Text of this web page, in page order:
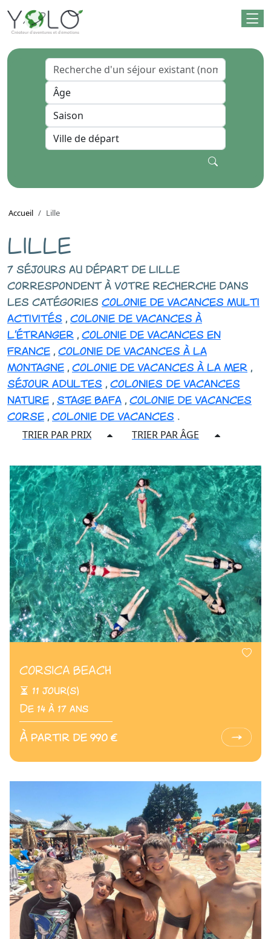
Accueil Lille
LILLE
7 séjours au départ de lille
correspondent à votre recherche dans
les catégories colonie de vacances multi
activités ,colonie de vacances à
l'étranger ,colonie de vacances en
france ,colonie de vacances à la
montagne ,colonie de vacances à la mer ,
séjour adultes ,colonies de vacances
nature , stage bafa ,colonie de vacances
corse ,colonie de vacances .
TRIER PAR PRIX TRIER PAR ÂGE
CORSICA BEACH
11 jour(s)
De 14 à 17 ans
À partir de 990 €